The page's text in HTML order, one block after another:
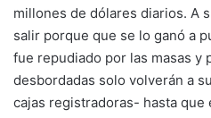
millones de dólares diarios. A
salir porque que se lo ganó a
fue repudiado por las masas y
desbordadas solo volverán a
cajas registradoras- hasta que